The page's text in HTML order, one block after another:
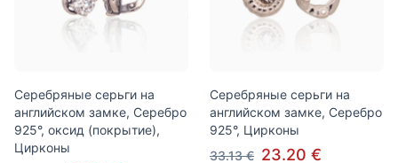
Серебряные серьги на
английском замке, Серебро
925°, оксид (покрытие),
Цирконы
Серебряные серьги на
английском замке, Серебро
925°, Цирконы
33.13 € 23.20 €